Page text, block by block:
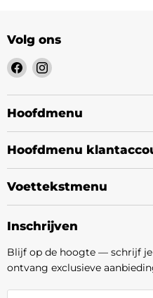
Volg ons
Vind
ons
op
Facebook
Vind
op
Instagram
Hoofdmenu
Hoofdmenu
Voettekstmenu
Inschrijven
Blijf op de hoogte — schrijf
ontvang exclusieve